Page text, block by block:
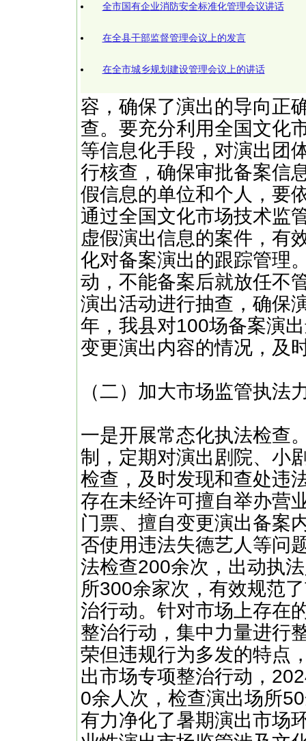
全市国有企业消防安全标准化管理会议讲话
在全县干部监督管理会议上的发言
在全市城乡规划建设管理会议上的讲话
容，确保了演出的导向正
查。要充分利用全国文化
等信息化手段，对演出团
行核查，确保审批备案信
假信息的单位和个人，要
通过全国文化市场技术监
虚假演出信息的案件，有
化对备案演出的跟踪管理
动，不能备案后就放任不
演出活动进行抽查，确保
年，我县对100场备案演
变更演出内容的情况，及
（二）加大市场监管执法
一是开展常态化执法检查
制，定期对演出剧院、小
检查，及时发现和查处违
存在未经许可擅自举办营
门票、擅自变更演出备案
否使用违法失德艺人等问
法检查200余次，出动执
所300余家次，有效规范
治行动。针对市场上存在
整治行动，集中力量进行
荣但违规行为多发的特点
出市场专项整治行动，
0余人次，检查演出场所
有力净化了暑期演出市场